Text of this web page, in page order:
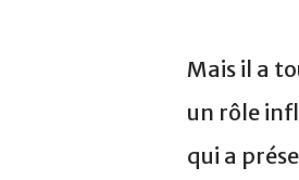
Mais il a
un rôle
qui a